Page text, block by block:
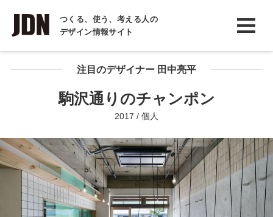
つくる、使う、考える人の
デザイン情報サイト
INTERVIEW
インタビュー
REPORT注目のデザイナー 田中亮平
駒沢通りのチャンポン
2017 / 個人